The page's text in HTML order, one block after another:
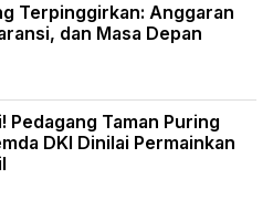
Terpinggirkan: Anggaran
dan Masa Depan
Pedagang Taman Puring
DKI Dinilai Permainkan